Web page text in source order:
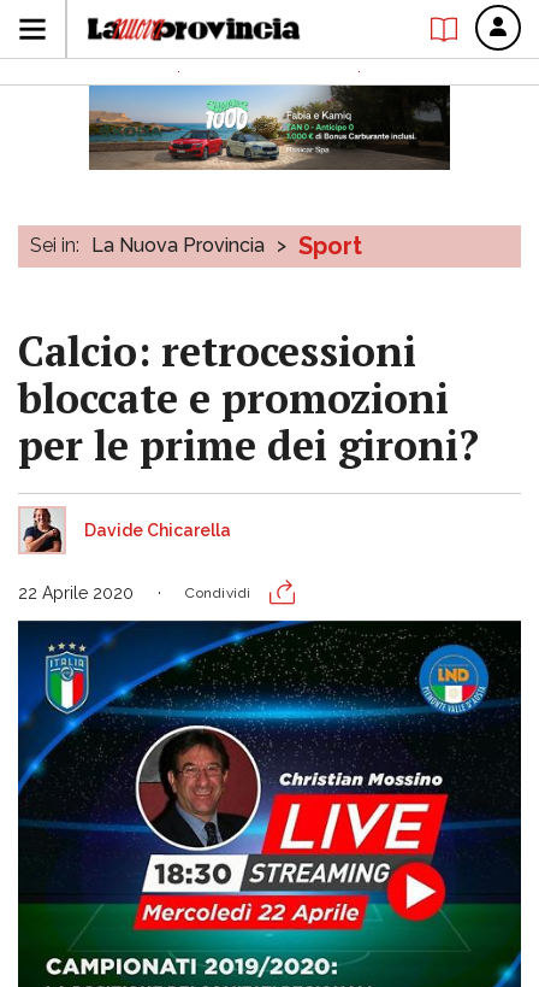
Sei in: La Nuova Provincia > Sport
Calcio: retrocessioni
bloccate e promozioni
per le prime dei gironi?
Davide Chicarella
22 Aprile 2020 Condividi